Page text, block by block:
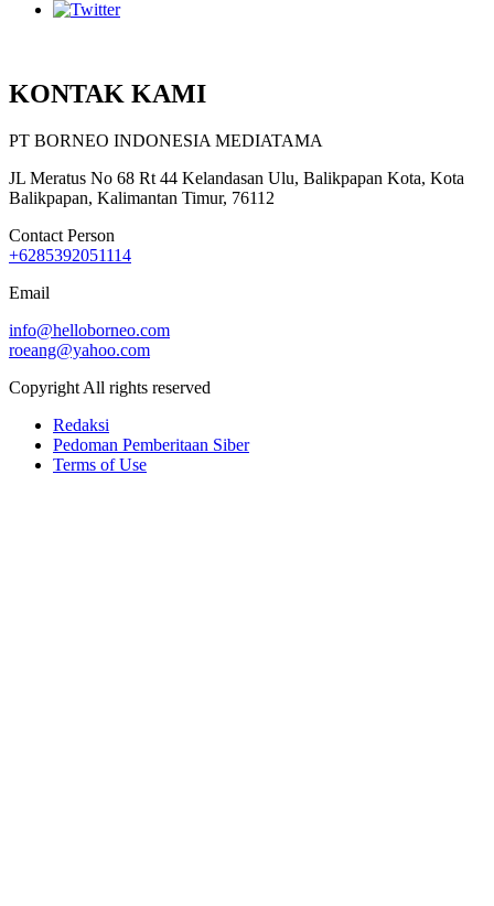
KONTAK KAMI
PT BORNEO INDONESIA MEDIATAMA
JL Meratus No 68 Rt 44 Kelandasan Ulu, Balikpapan Kota, Kota
Balikpapan, Kalimantan Timur, 76112
Contact Person
+6285392051114
Email
info@helloborneo.com
roeang@yahoo.com
Copyright All rights reserved
Redaksi
Pedoman Pemberitaan Siber
Terms of Use